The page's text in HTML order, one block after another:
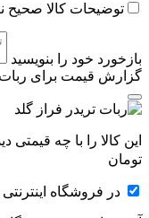
توضیحات کالا صحیح
بازخورد خود را بنویسید
گزارش قیمت برای ربات
این کالا را با چه قیمتی
تومان
در فروشگاه اینترنتی